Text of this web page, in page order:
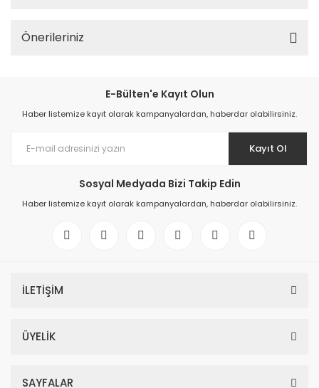
Önerileriniz
E-Bülten'e Kayıt Olun
Haber listemize kayıt olarak kampanyalardan, haberdar olabilirsiniz.
Kayıt Ol
Sosyal Medyada Bizi Takip Edin
Haber listemize kayıt olarak kampanyalardan, haberdar olabilirsiniz.
İLETİŞİM
ÜYELİK
SAYFALAR